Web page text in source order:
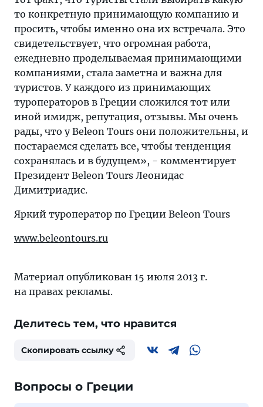
то конкретную принимающую компанию и
просить, чтобы именно она их встречала. Это
свидетельствует, что огромная работа,
ежедневно проделываемая принимающими
компаниями, стала заметна и важна для
туристов. У каждого из принимающих
туроператоров в Греции сложился тот или
иной имидж, репутация, отзывы. Мы очень
рады, что у Beleon Tours они положительны, и
постараемся сделать все, чтобы тенденция
сохранялась и в будущем», - комментирует
Президент Beleon Tours Леонидас
Димитриадис.
Яркий туроператор по Греции Beleon Tours
www.beleontours.ru
Материал опубликован 15 июля 2013 г.
на правах рекламы.
Делитесь тем, что нравится
Скопировать ссылку
Вопросы о Греции